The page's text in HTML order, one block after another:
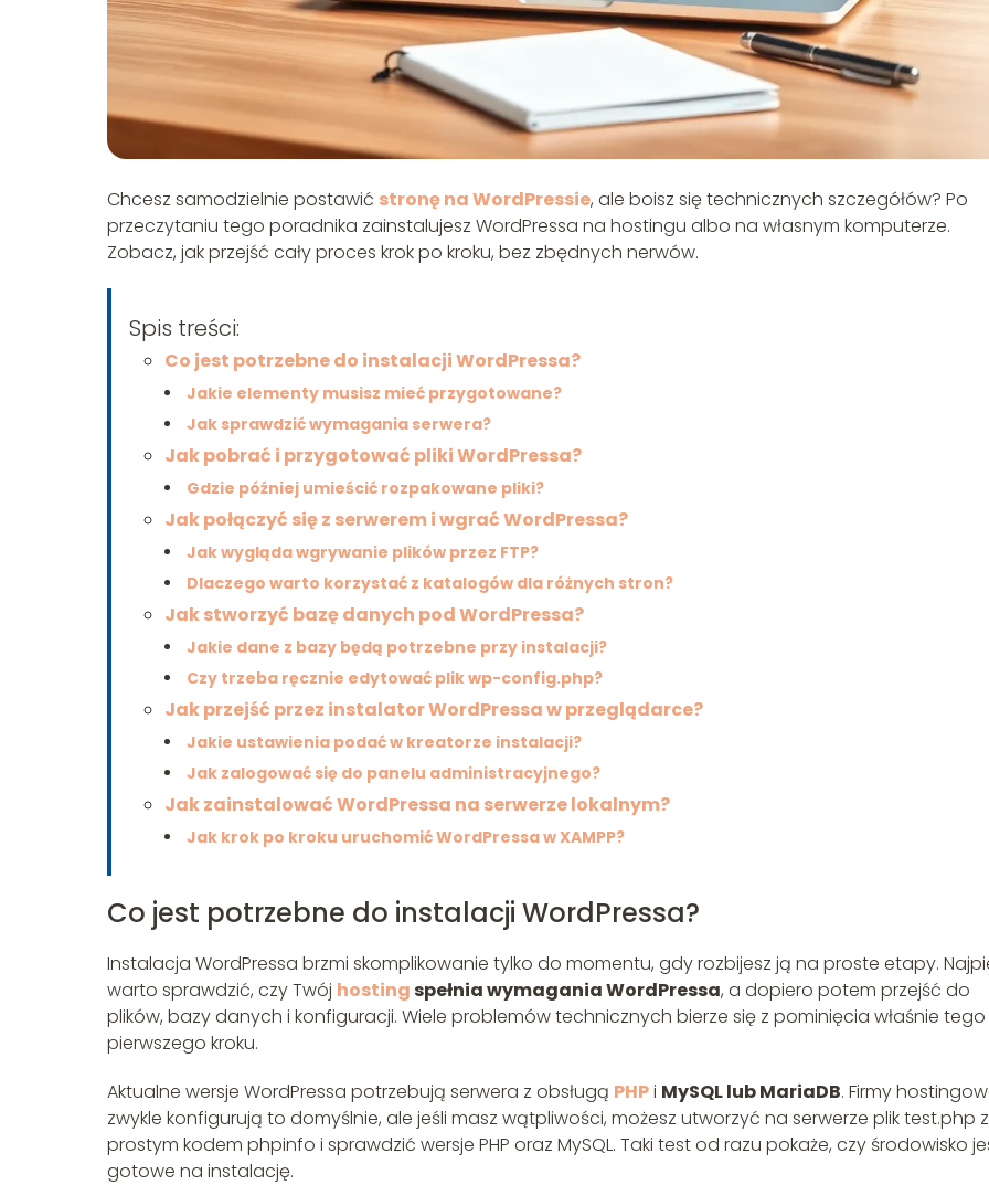
Chcesz samodzielnie postawić stronę na WordPressie, ale boisz się technicznych szczegółów? Po
przeczytaniu tego poradnika zainstalujesz WordPressa na hostingu albo na własnym komputerze.
Zobacz, jak przejść cały proces krok po kroku, bez zbędnych nerwów.
Spis treści:
Co jest potrzebne do instalacji WordPressa?
Jakie elementy musisz mieć przygotowane?
Jak sprawdzić wymagania serwera?
Jak pobrać i przygotować pliki WordPressa?
Gdzie później umieścić rozpakowane pliki?
Jak połączyć się z serwerem i wgrać WordPressa?
Jak wygląda wgrywanie plików przez FTP?
Dlaczego warto korzystać z katalogów dla różnych stron?
Jak stworzyć bazę danych pod WordPressa?
Jakie dane z bazy będą potrzebne przy instalacji?
Czy trzeba ręcznie edytować plik wp-config.php?
Jak przejść przez instalator WordPressa w przeglądarce?
Jakie ustawienia podać w kreatorze instalacji?
Jak zalogować się do panelu administracyjnego?
Jak zainstalować WordPressa na serwerze lokalnym?
Jak krok po kroku uruchomić WordPressa w XAMPP?
Co jest potrzebne do instalacji WordPressa?
Instalacja WordPressa brzmi skomplikowanie tylko do momentu, gdy rozbijesz ją na proste etapy.
warto sprawdzić, czy Twój hostingspełnia wymagania WordPressa, a dopiero potem przejść do
plików, bazy danych i konfiguracji. Wiele problemów technicznych bierze się z pominięcia właśnie tego
pierwszego kroku.
Aktualne wersje WordPressa potrzebują serwera z obsługą PHPi MySQL lub MariaDB. Firmy
zwykle konfigurują to domyślnie, ale jeśli masz wątpliwości, możesz utworzyć na serwerze plik test.php z
prostym kodem phpinfo i sprawdzić wersje PHP oraz MySQL. Taki test od razu pokaże, czy środowisko
gotowe na instalację.